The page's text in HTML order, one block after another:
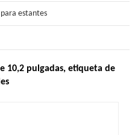
estantes
10,2 pulgadas, etiqueta de